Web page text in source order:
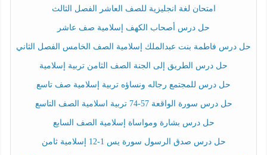
امتحان لغة انجليزية للصف العاشر الفصل الثالث
حل درس أصحاب الكهف إسلامية صف عاشر
حل درس فاطمة بنت عبدالملك إسلامية الصف الخامس الفصل الثاني
حل درس الطريق إلى الجنة الصف الثامن تربية إسلامية
حل درس للمجتمع رجاله ونساؤه تربية إسلامية صف تاسع
حل درس سورة الواقعة 57-74 تربية اسلامية الصف التاسع
حل درس بشارة ومواساة إسلامية الصف السابع
حل درس صدق الرسول سورة يس 1-12 إسلامية ثامن